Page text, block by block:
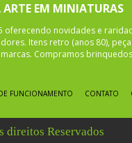
ARTE EM MINIATURAS
oferecendo novidades e
Itens retro (anos 80),
Compramos
FUNCIONAMENTO CONTATO
direitos Reservados